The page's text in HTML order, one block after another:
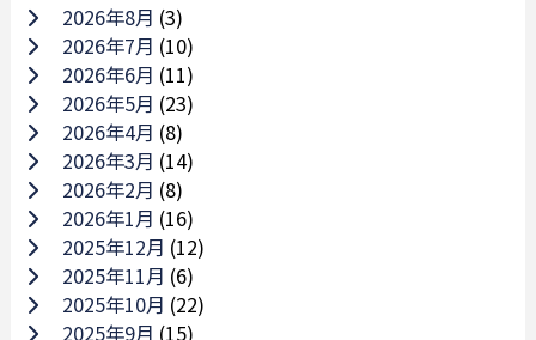
2026年8月 (3)
2026年7月 (10)
2026年6月 (11)
2026年5月 (23)
2026年4月 (8)
2026年3月 (14)
2026年2月 (8)
2026年1月 (16)
2025年12月 (12)
2025年11月 (6)
2025年10月 (22)
2025年9月 (15)